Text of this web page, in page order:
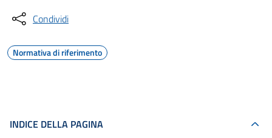
Condividi
Normativa di riferimento
INDICE DELLA PAGINA